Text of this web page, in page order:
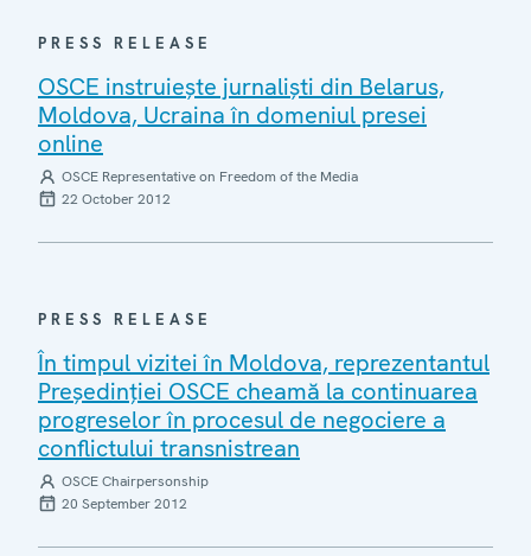
PRESS RELEASE
OSCE instruieşte jurnalişti din Belarus,
Moldova, Ucraina în domeniul presei
online
OSCE Representative on Freedom of the Media
22 October 2012
PRESS RELEASE
În timpul vizitei în Moldova, reprezentantul
Preşedinţiei OSCE cheamă la continuarea
progreselor în procesul de negociere a
conflictului transnistrean
OSCE Chairpersonship
20 September 2012